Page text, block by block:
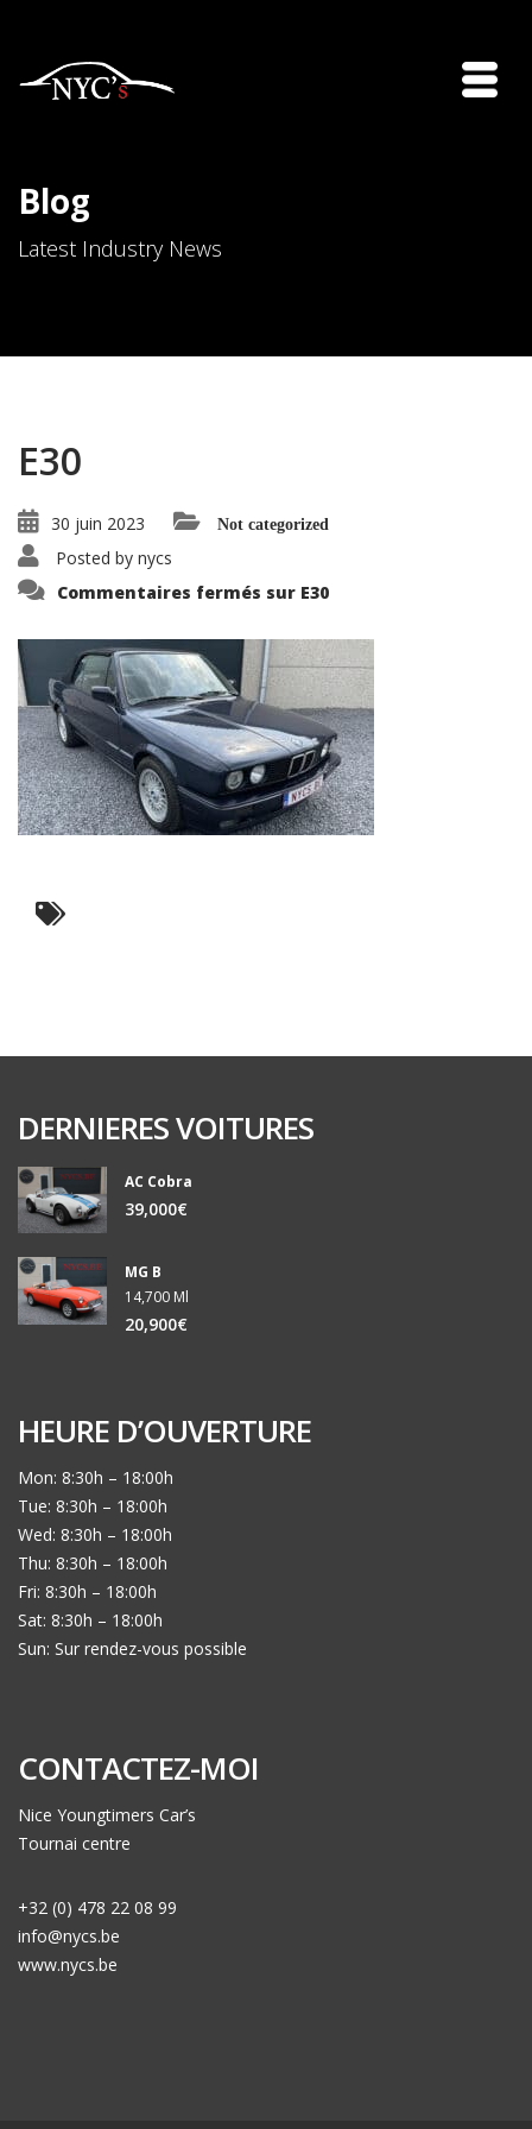
Blog
Latest Industry News
E30
30 juin 2023 Not categorized
Posted by nycs
Commentaires fermés sur E30
DERNIERES VOITURES
AC Cobra
39,000€
MG B
14,700 Ml
20,900€
HEURE D’OUVERTURE
Mon: 8:30h – 18:00h
Tue: 8:30h – 18:00h
Wed: 8:30h – 18:00h
Thu: 8:30h – 18:00h
Fri: 8:30h – 18:00h
Sat: 8:30h – 18:00h
Sun: Sur rendez-vous possible
CONTACTEZ-MOI
Nice Youngtimers Car’s
Tournai centre
+32 (0) 478 22 08 99
info@nycs.be
www.nycs.be